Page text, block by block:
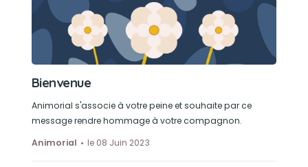
Bienvenue
Animorial s'associe à votre peine et souhaite par ce
message rendre hommage à votre compagnon.
Animorial
le 08 Juin 2023